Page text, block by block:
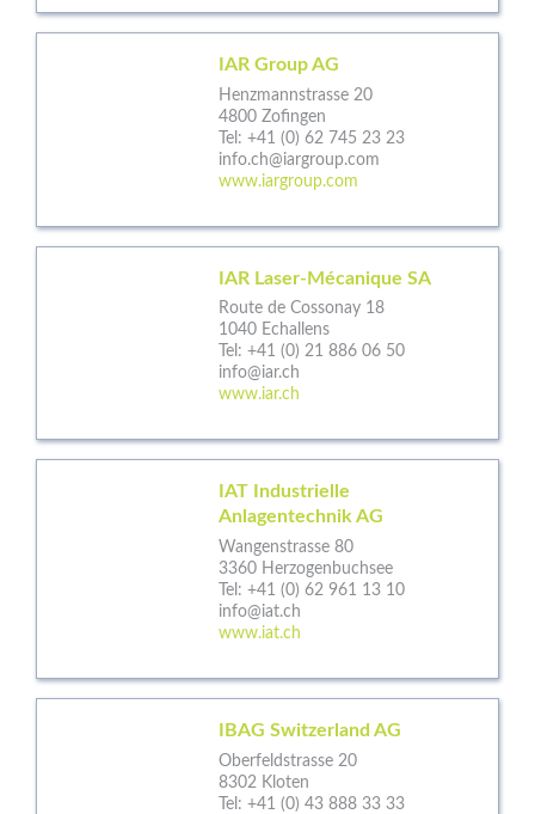
IAR Group AG
Henzmannstrasse 20
4800 Zofingen
Tel: +41 (0) 62 745 23 23
info.ch@iargroup.com
www.iargroup.com
IAR Laser-Mécanique SA
Route de Cossonay 18
1040 Echallens
Tel: +41 (0) 21 886 06 50
info@iar.ch
www.iar.ch
IAT Industrielle
Anlagentechnik AG
Wangenstrasse 80
3360 Herzogenbuchsee
Tel: +41 (0) 62 961 13 10
info@iat.ch
www.iat.ch
IBAG Switzerland AG
Oberfeldstrasse 20
8302 Kloten
Tel: +41 (0) 43 888 33 33